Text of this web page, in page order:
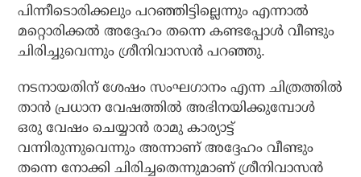
പിന്നീടൊരിക്കലും പറഞ്ഞിട്ടില്ലെന്നും എന്നാല്‍
മറ്റൊരിക്കല്‍ അദ്ദേഹം തന്നെ കണ്ടപ്പോള്‍ വീണ്ടും
ചിരിച്ചുവെന്നും ശ്രീനിവാസന്‍ പറഞ്ഞു.
നടനായതിന് ശേഷം സംഘഗാനം എന്ന ചിത്രത്തില്‍
താന്‍ പ്രധാന വേഷത്തില്‍ അഭിനയിക്കുമ്പോള്‍
ഒരു വേഷം ചെയ്യാന്‍ രാമു കാര്യാട്ട്
വന്നിരുന്നുവെന്നും അന്നാണ് അദ്ദേഹം വീണ്ടും
തന്നെ നോക്കി ചിരിച്ചതെന്നുമാണ് ശ്രീനിവാസന്‍